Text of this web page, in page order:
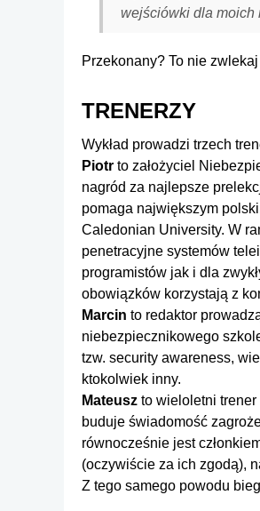
wejściówki dla moich
Przekonany? To nie zwlekaj
TRENERZY
Wykład prowadzi trzech
Piotr to założyciel
nagród za najlepsze
pomaga największym
Caledonian University. W
penetracyjne systemów
programistów jak i dla
obowiązków korzystają z
Marcin to redaktor
niebezpiecznikowego
tzw. security awareness,
ktokolwiek inny.
Mateusz to wieloletni
buduje świadomość
równocześnie jest
(oczywiście za ich zgodą),
Z tego samego powodu